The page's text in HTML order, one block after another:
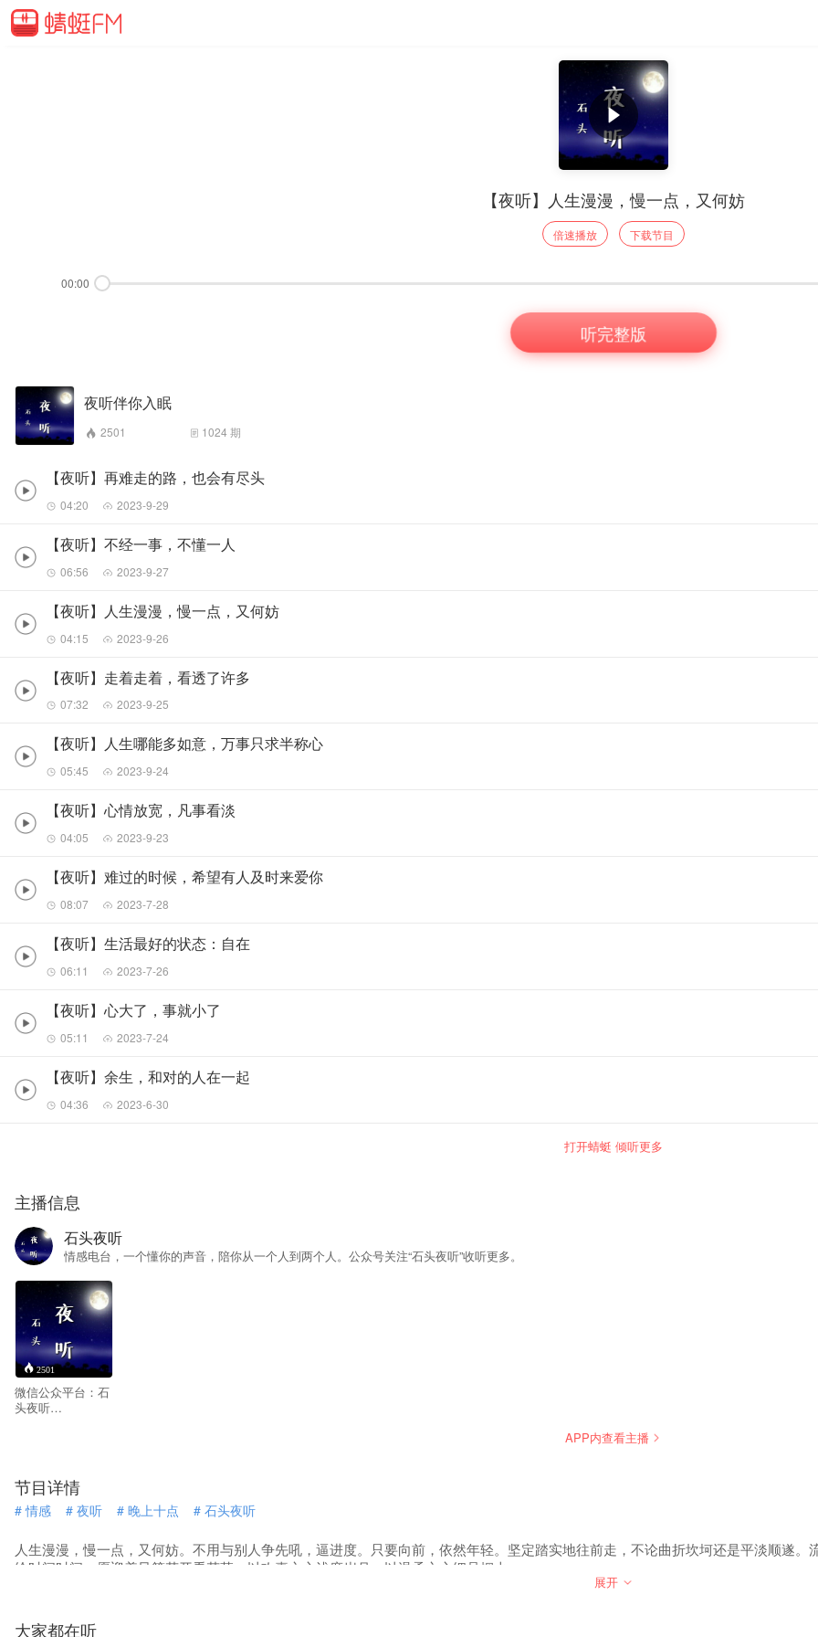
【夜听】人生漫漫，慢一点，又何妨
倍速播放 下载节目
00:00
听完整版
夜听伴你入眠
2501 1024 期
【夜听】再难走的路，也会有尽头
04:20 2023-9-29
【夜听】不经一事，不懂一人
06:56 2023-9-27
【夜听】人生漫漫，慢一点，又何妨
04:15 2023-9-26
【夜听】走着走着，看透了许多
07:32 2023-9-25
【夜听】人生哪能多如意，万事只求半称心
05:45 2023-9-24
【夜听】心情放宽，凡事看淡
04:05 2023-9-23
【夜听】难过的时候，希望有人及时来爱你
08:07 2023-7-28
【夜听】生活最好的状态：自在
06:11 2023-7-26
【夜听】心大了，事就小了
05:11 2023-7-24
【夜听】余生，和对的人在一起
04:36 2023-6-30
打开蜻蜓 倾听更多
主播信息
石头夜听
情感电台，一个懂你的声音，陪你从一个人到两个人。公众号关注“石头夜听”收听更多。
2501
微信公众平台：石
头夜听
听，陪你一起诉说
心事，用我的声音
讲诉你们的故事。
APP内查看主播
节目详情
#情感 # 夜听 # 晚上十点 # 石头夜听
人生漫漫，慢一点，又何妨。不用与别人争先吼，逼进度。只要向前，依然年轻。坚定踏实地往前走，不论曲折坎坷还是平淡顺遂
给时间时间。愿迎着风等花开看花落。以欢喜之心浅度岁月、以温柔之心细品烟火。
展开
大家都在听